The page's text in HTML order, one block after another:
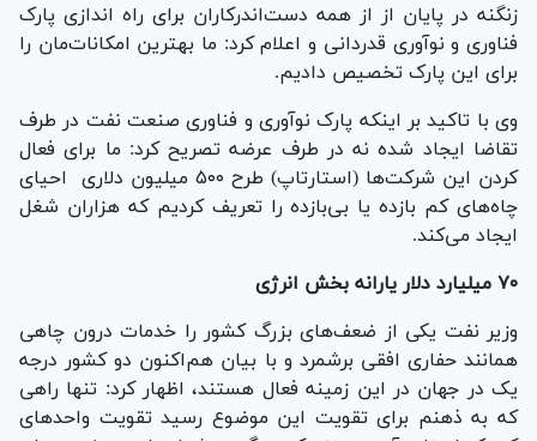
زنگنه در پایان از از همه دست‌اندرکاران برای راه اندازی پارک
فناوری و نوآوری قدردانی و اعلام کرد: ما بهترین امکانات‌مان را
برای این پارک تخصیص دادیم.
وی با تاکید بر اینکه پارک نوآوری و فناوری صنعت نفت در طرف
تقاضا ایجاد شده نه در طرف عرضه تصریح کرد: ما برای فعال
کردن این شرکت‌ها (استارتاپ) طرح ۵۰۰ میلیون دلاری احیای
چاه‌های کم بازده یا بی‌بازده را تعریف کردیم که هزاران شغل
ایجاد می‌کند.
۷۰ میلیارد دلار یارانه بخش انرژی
وزیر نفت یکی از ضعف‌های بزرگ کشور را خدمات درون چاهی
همانند حفاری افقی برشمرد و با بیان هم‌اکنون دو کشور درجه
یک در جهان در این زمینه فعال هستند، اظهار کرد: تنها راهی
که به ذهنم برای تقویت این موضوع رسید تقویت واحدهای